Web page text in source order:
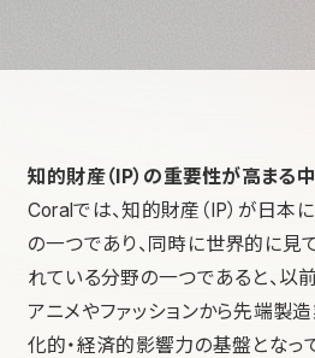
知的財産（IP）の重要性が高まる
Coralでは、知的財産（IP）が日本
の一つであり、同時に世界的に見
れている分野の一つであると、以
アニメやファッションから先端製
化的・経済的影響力の基盤となっ